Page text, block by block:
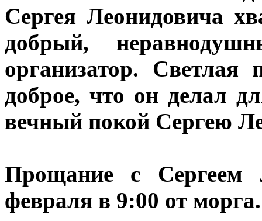
Сергея Леонидовича
добрый,
организатор.
доброе, что он делал
вечный покой Сергею
Прощание с Сергеем
февраля в 9:00 от морга.